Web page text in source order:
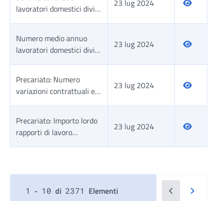
importo, classe di eta e
categoria . Trimestrale
lavoratori domestici divisi
per trimeste, anno, area,
provenienza. Serie storica
trimestrale
23 lug 2024
Numero medio annuo
lavoratori domestici divisi
per anno, area,
Serie storica.
23 lug 2024
Precariato: Numero
variazioni contrattuali e
tipologia oraria.
23 lug 2024
Precariato: Importo lordo
rapporti di lavoro
occasionale e numero ore
23 lug 2024
Seleziona Numero elementi per pagina
1 - 10 di 2371 Elementi Vai allaVai alla